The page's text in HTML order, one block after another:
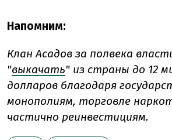
Напомним:
Клан Асадов за полвека
"выкачать" из страны до 12
долларов благодаря
монополиям, торговле
частично реинвестициям.